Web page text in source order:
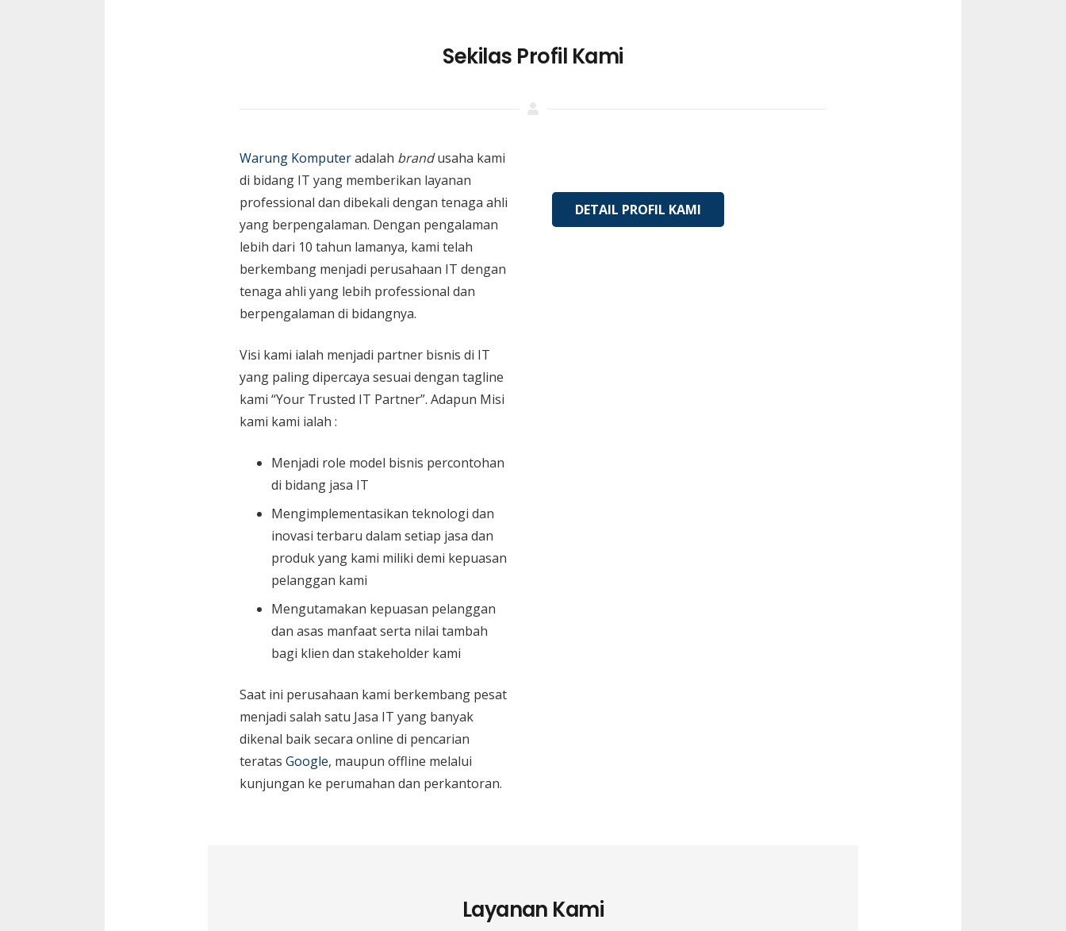
Sekilas Profil Kami
Warung Komputeradalah brandusaha kami
di bidang IT yang memberikan layanan
professional dan dibekali dengan tenaga ahli
yang berpengalaman. Dengan pengalaman
lebih dari 10 tahun lamanya, kami telah
berkembang menjadi perusahaan IT dengan
tenaga ahli yang lebih professional dan
berpengalaman di bidangnya.
Visi kami ialah menjadi partner bisnis di IT
yang paling dipercaya sesuai dengan tagline
kami “Your Trusted IT Partner”. Adapun Misi
kami kami ialah :
Menjadi role model bisnis percontohan
di bidang jasa IT
Mengimplementasikan teknologi dan
inovasi terbaru dalam setiap jasa dan
produk yang kami miliki demi kepuasan
pelanggan kami
Mengutamakan kepuasan pelanggan
dan asas manfaat serta nilai tambah
bagi klien dan stakeholder kami
Saat ini perusahaan kami berkembang pesat
menjadi salah satu Jasa IT yang banyak
dikenal baik secara online di pencarian
teratas Google, maupun offline melalui
kunjungan ke perumahan dan perkantoran.
DETAIL PROFIL KAMI
Layanan Kami